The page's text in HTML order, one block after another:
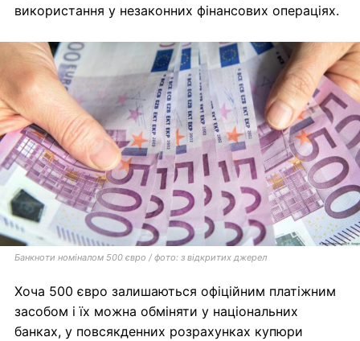
використання у незаконних фінансових операціях.
Банкноти номіналом 500 євро / фото: з відкритих джерел
Хоча 500 євро залишаються офіційним платіжним
засобом і їх можна обміняти у національних
банках, у повсякденних розрахунках купюри